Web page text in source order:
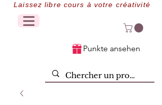
Laissez libre cours à votre créativité
Punkte ansehen